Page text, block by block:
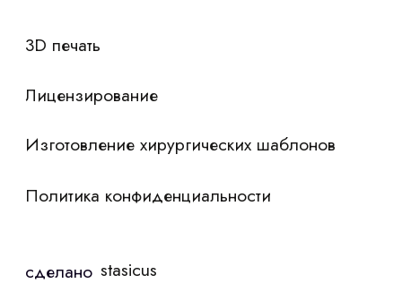
Я согласен сполитикой конфиденциальности